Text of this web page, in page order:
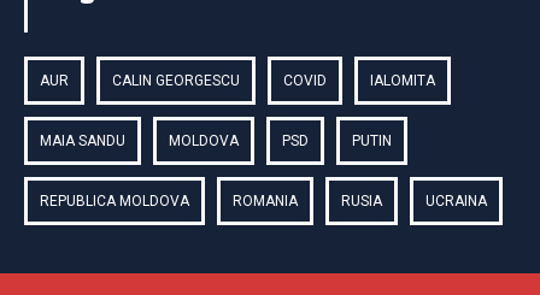
AUR CALIN GEORGESCU COVID IALOMITA
MAIA SANDU MOLDOVA PSD PUTIN
REPUBLICA MOLDOVA ROMANIA RUSIA UCRAINA